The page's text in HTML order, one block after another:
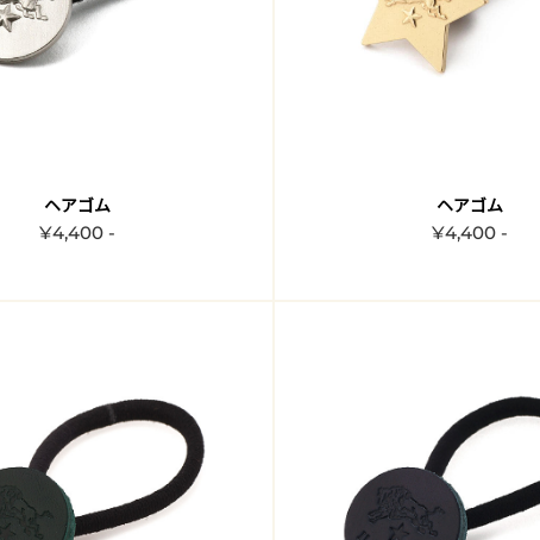
ヘアゴム
¥4,400 -
ヘアゴム
¥4,400 -